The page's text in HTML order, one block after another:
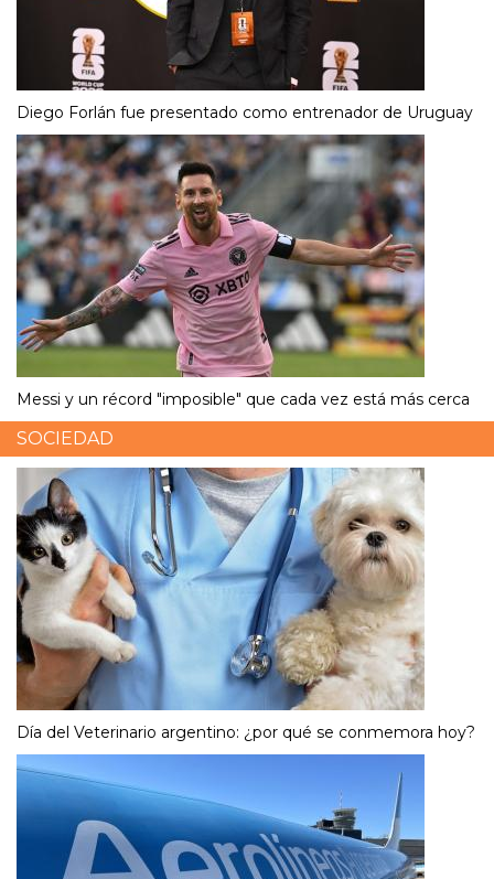
Diego Forlán fue presentado como entrenador de Uruguay
Messi y un récord "imposible" que cada vez está más cerca
SOCIEDAD
Día del Veterinario argentino: ¿por qué se conmemora hoy?